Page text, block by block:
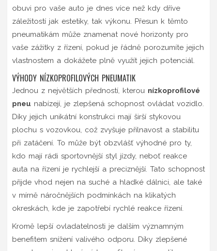
obuvi pro vaše auto je dnes více než kdy dříve
záležitostí jak estetiky, tak výkonu. Přesun k těmto
pneumatikám může znamenat nové horizonty pro
vaše zážitky z řízení, pokud je řádně porozumíte jejich
vlastnostem a dokážete plně využít jejich potenciál.
VÝHODY NÍZKOPROFILOVÝCH PNEUMATIK
Jednou z největších předností, kterou nízkoprofilové
pneu nabízejí, je zlepšená schopnost ovládat vozidlo.
Díky jejich unikátní konstrukci mají širší stykovou
plochu s vozovkou, což zvyšuje přilnavost a stabilitu
při zatáčení. To může být obzvlášť výhodné pro ty,
kdo mají rádi sportovnější styl jízdy, neboť reakce
auta na řízení je rychlejší a preciznější. Tato schopnost
přijde vhod nejen na suché a hladké dálnici, ale také
v mírně náročnějších podmínkách na klikatých
okreskách, kde je zapotřebí rychlé reakce řízení.
Kromě lepší ovladatelnosti je dalším významným
benefitem snížení valivého odporu. Díky zlepšené